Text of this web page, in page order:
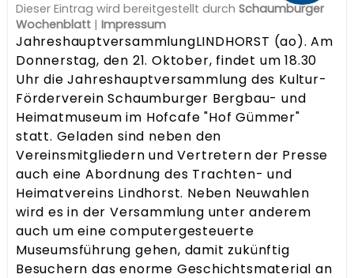
Dieser Eintrag wird bereitgestellt durch Schaumburger
Wochenblatt | Impressum
JahreshauptversammlungLINDHORST (ao). Am
Donnerstag, den 21. Oktober, findet um 18.30
Uhr die Jahreshauptversammlung des Kultur-
Förderverein Schaumburger Bergbau- und
Heimatmuseum im Hofcafe "Hof Gümmer"
statt. Geladen sind neben den
Vereinsmitgliedern und Vertretern der Presse
auch eine Abordnung des Trachten- und
Heimatvereins Lindhorst. Neben Neuwahlen
wird es in der Versammlung unter anderem
auch um eine computergesteuerte
Museumsführung gehen, damit zukünftig
Besuchern das enorme Geschichtsmaterial an